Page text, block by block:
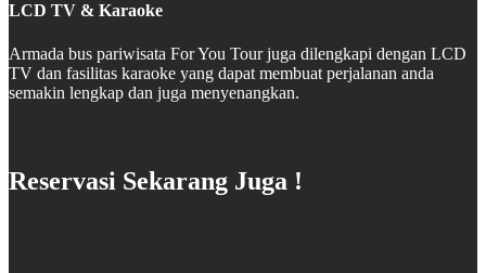
LCD TV & Karaoke
Armada bus pariwisata For You Tour juga dilengkapi dengan LCD
TV dan fasilitas karaoke yang dapat membuat perjalanan anda
semakin lengkap dan juga menyenangkan.
Reservasi Sekarang Juga !